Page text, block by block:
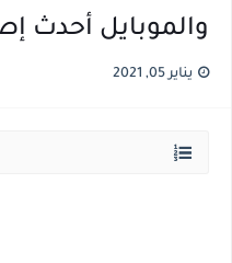
والموبايل أحدث
يناير 05, 2021